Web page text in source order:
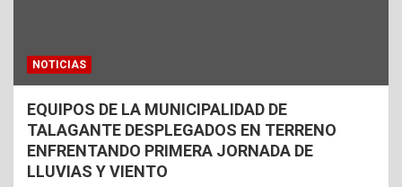
NOTICIAS
EQUIPOS DE LA MUNICIPALIDAD DE
TALAGANTE DESPLEGADOS EN TERRENO
ENFRENTANDO PRIMERA JORNADA DE
LLUVIAS Y VIENTO